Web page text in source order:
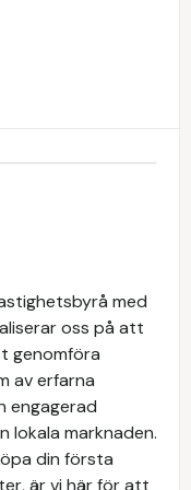
med
oss på att
genomföra
av erfarna
engagerad
lokala marknaden.
din första
är vi här för att